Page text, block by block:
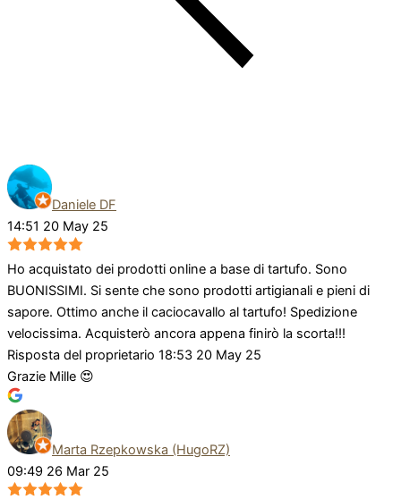
Daniele DF
14:51 20 May 25
Ho acquistato dei prodotti online a base di tartufo. Sono
BUONISSIMI. Si sente che sono prodotti artigianali e pieni di
sapore. Ottimo anche il caciocavallo al tartufo! Spedizione
velocissima. Acquisterò ancora appena finirò la scorta!!!
Risposta del proprietario 18:53 20 May 25
Grazie Mille 😍
Marta Rzepkowska (HugoRZ)
09:49 26 Mar 25